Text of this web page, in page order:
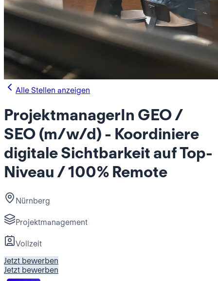
Alle Stellen anzeigen
ProjektmanagerIn GEO /
SEO (m/w/d) - Koordiniere
digitale Sichtbarkeit auf Top-
Niveau / 100 % Remote
Nürnberg
Projektmanagement
Vollzeit
Jetzt bewerben
Jetzt bewerben